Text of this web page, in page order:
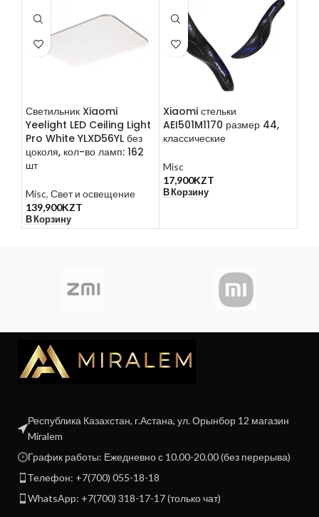
Светильник Xiaomi
Yeelight LED Ceiling Light
Pro White YLXD56YL без
цоколя, кол-во ламп: 162
шт
Misc, Свет и освещение
139,900KZT
В Корзину
Xiaomi стельки
AEI501M1170 размер 44,
классические
Misc
17,900KZT
В Корзину
Республика Казахстан, г.Астана, ул. Орынбор 12 магазин
Miralem
График работы: Ежедневно с 10.00-20.00 (без перерыва)
Телефон: +7(700) 055-18-18
WhatsApp: +7(700) 318-17-17 (только чат)